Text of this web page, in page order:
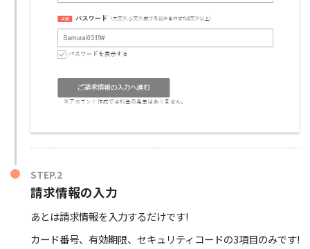
STEP.2
請求情報の入力
あとは請求情報を入力するだけです!
カード番号、有効期限、セキュリティコードの3項目のみです!